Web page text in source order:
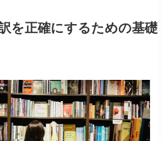
を正確にするための基礎